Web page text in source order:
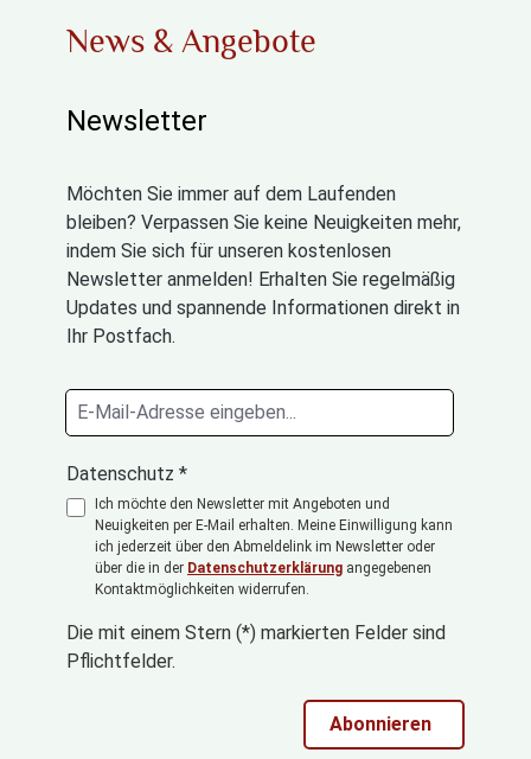
News & Angebote
Newsletter
Möchten Sie immer auf dem Laufenden
bleiben? Verpassen Sie keine Neuigkeiten mehr,
indem Sie sich für unseren kostenlosen
Newsletter anmelden! Erhalten Sie regelmäßig
Updates und spannende Informationen direkt in
Ihr Postfach.
Datenschutz *
Ich möchte den Newsletter mit Angeboten und
Neuigkeiten per E-Mail erhalten. Meine Einwilligung kann
ich jederzeit über den Abmeldelink im Newsletter oder
über die in der Datenschutzerklärung angegebenen
Kontaktmöglichkeiten widerrufen.
Die mit einem Stern (*) markierten Felder sind
Pflichtfelder.
Abonnieren